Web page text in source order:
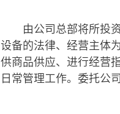
由公司总部将所投
设备的法律、经营主体
供商品供应、进行经营
日常管理工作。委托公